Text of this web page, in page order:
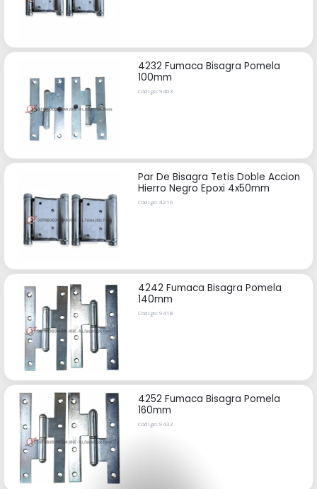
4232 Fumaca Bisagra Pomela
100mm
Código: 9403
Par De Bisagra Tetis Doble Accion
Hierro Negro Epoxi 4x50mm
Código: 4216
4242 Fumaca Bisagra Pomela
140mm
Código: 9418
4252 Fumaca Bisagra Pomela
160mm
Código: 9432